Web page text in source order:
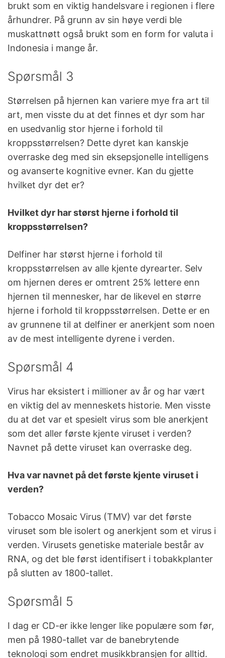
brukt som en viktig handelsvare i regionen i flere
århundrer. På grunn av sin høye verdi ble
muskattnøtt også brukt som en form for valuta i
Indonesia i mange år.
Spørsmål 3
Størrelsen på hjernen kan variere mye fra art til
art, men visste du at det finnes et dyr som har
en usedvanlig stor hjerne i forhold til
kroppsstørrelsen? Dette dyret kan kanskje
overraske deg med sin eksepsjonelle intelligens
og avanserte kognitive evner. Kan du gjette
hvilket dyr det er?
Hvilket dyr har størst hjerne i forhold til
kroppsstørrelsen?
Delfiner har størst hjerne i forhold til
kroppsstørrelsen av alle kjente dyrearter. Selv
om hjernen deres er omtrent 25% lettere enn
hjernen til mennesker, har de likevel en større
hjerne i forhold til kroppsstørrelsen. Dette er en
av grunnene til at delfiner er anerkjent som noen
av de mest intelligente dyrene i verden.
Spørsmål 4
Virus har eksistert i millioner av år og har vært
en viktig del av menneskets historie. Men visste
du at det var et spesielt virus som ble anerkjent
som det aller første kjente viruset i verden?
Navnet på dette viruset kan overraske deg.
Hva var navnet på det første kjente viruset i
verden?
Tobacco Mosaic Virus (TMV) var det første
viruset som ble isolert og anerkjent som et virus i
verden. Virusets genetiske materiale består av
RNA, og det ble først identifisert i tobakkplanter
på slutten av 1800-tallet.
Spørsmål 5
I dag er CD-er ikke lenger like populære som før,
men på 1980-tallet var de banebrytende
teknologi som endret musikkbransjen for alltid.